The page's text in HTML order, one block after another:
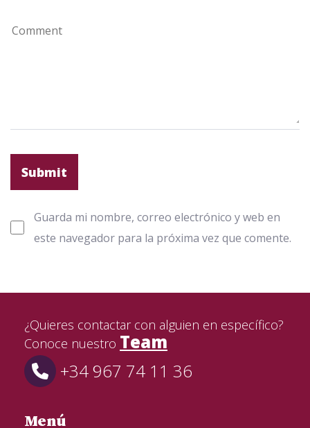
Guarda mi nombre, correo electrónico y web en
este navegador para la próxima vez que comente.
¿Quieres contactar con alguien en específico?
Conoce nuestro Team
+34 967 74 11 36
Menú